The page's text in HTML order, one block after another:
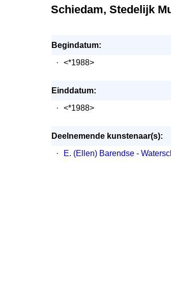
Schiedam, Stedelijk
Begindatum:
·
<*1988>
Einddatum:
·
<*1988>
Deelnemende kunstenaar(s):
·
E. (Ellen) Barendse -